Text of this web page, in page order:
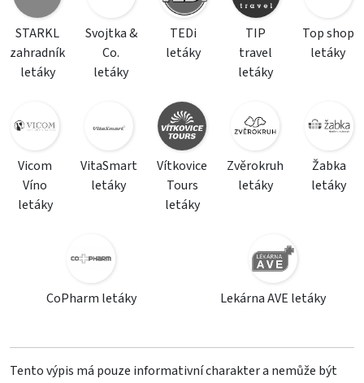
STARKL
zahradník
letáky
Svojtka &
Co.
letáky
TEDi
letáky
TIP
travel
letáky
Top shop
letáky
Vicom
Víno
letáky
VitaSmart
letáky
Vítkovice
Tours
letáky
Zvěrokruh
letáky
Žabka
letáky
CoPharm letáky Lekárna AVE letáky
Tento výpis má pouze informativní charakter a nemůže být